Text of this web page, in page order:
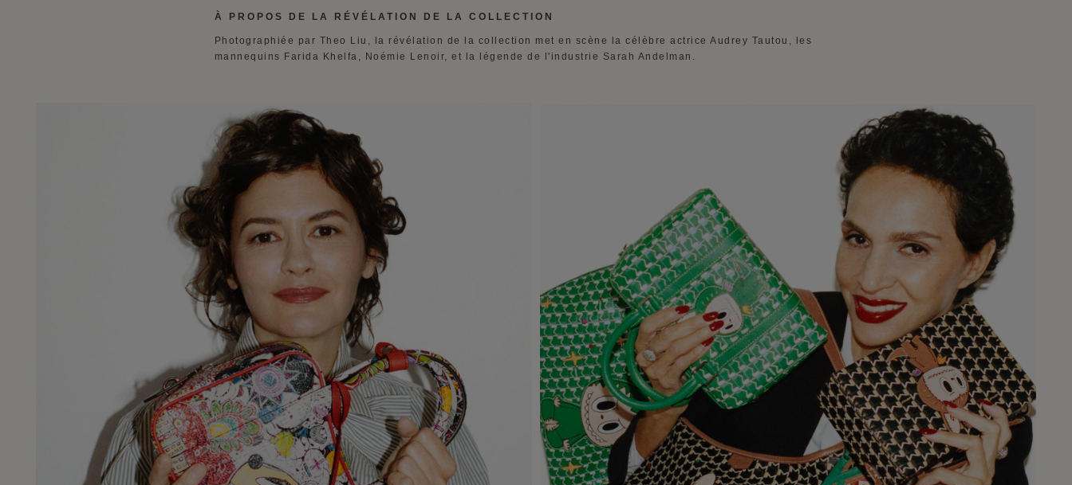
À PROPOS DE LA RÉVÉLATION DE LA COLLECTION
Photographiée par Theo Liu, la révélation de la collection met en scène la célèbre actrice Audrey Tautou, les
mannequins Farida Khelfa, Noémie Lenoir, et la légende de l'industrie Sarah Andelman.